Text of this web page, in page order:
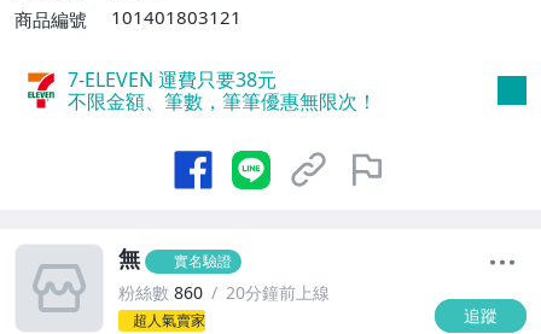
商品編號
101401803121
7-ELEVEN 運費只要38元
不限金額、筆數，筆筆優惠無限次！
無 實名驗證
粉絲數 860 20分鐘前上線
超人氣賣家 追蹤